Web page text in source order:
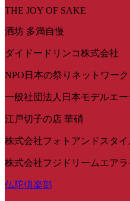
THE JOY OF SAKE
酒坊 多満自慢
ダイドードリンコ株式会社
NPO日本の祭りネットワーク
一般社団法人日本モデルエ
江戸切子の店 華硝
株式会社フォトアンドスタイ
株式会社フジドリームエア
仏陀倶楽部